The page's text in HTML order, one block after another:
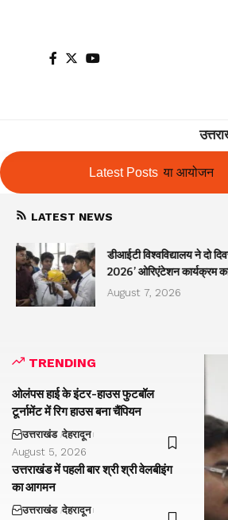
Latest Posts
एक साल से लंबित राज्य आंदोलनकारी
LATEST NEWS
डीआईटी विश्वविद्यालय ने दो
2026’ ओरिएंटेशन कार्यक्रम
August 7, 2026
TRENDING
ओलंपस हाई के इंटर-हाउस फुटबॉल
टूर्नामेंट में रिग हाउस बना चैंपियन
उत्तराखंड देहरादून
August 5, 2026
उत्तराखंड में पहली बार श्री श्री वेलबीइंग
का आगमन
उत्तराखंड देहरादून